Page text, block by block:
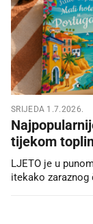
SRIJEDA 1.7.2026.
tijekom
LJETO je u
itekako zaraznog